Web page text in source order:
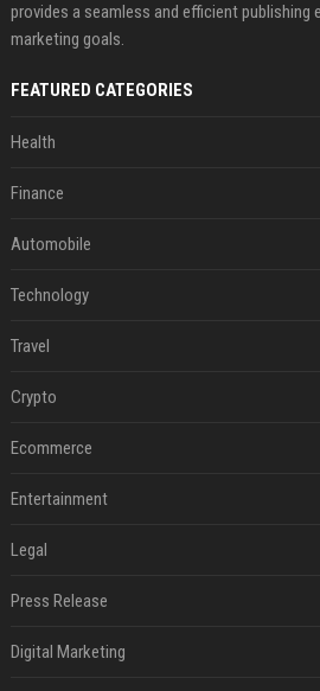
provides a seamless and efficient publishing
marketing goals.
FEATURED CATEGORIES
Health
Finance
Automobile
Technology
Travel
Crypto
Ecommerce
Entertainment
Legal
Press Release
Digital Marketing